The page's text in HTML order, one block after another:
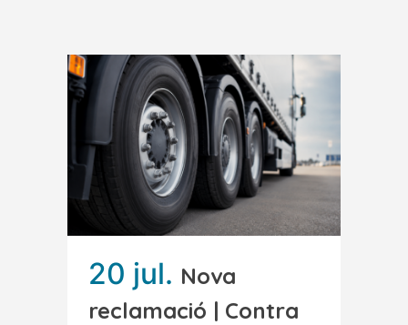
20 jul. Nova
reclamació | Contra